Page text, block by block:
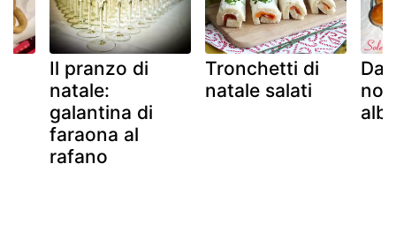
Il pranzo di
natale:
galantina di
faraona al
rafano
Tronchetti di
natale salati